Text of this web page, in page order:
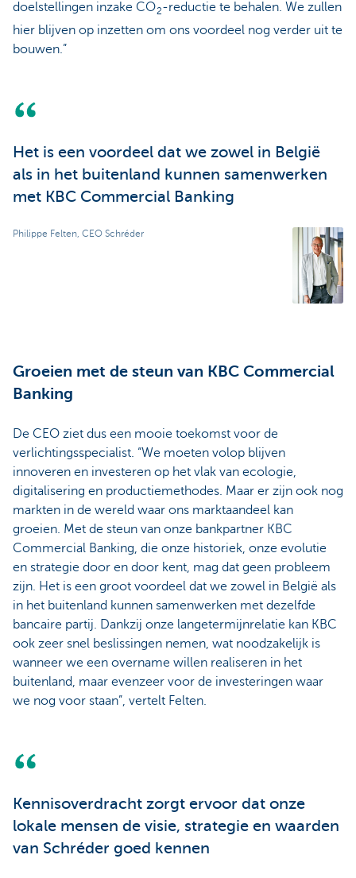
doelstellingen inzake CO2-reductie te behalen. We zullen
hier blijven op inzetten om ons voordeel nog verder uit te
bouwen.”
Het is een voordeel dat we zowel in België
als in het buitenland kunnen samenwerken
met KBC Commercial Banking
Philippe Felten, CEO Schréder
Groeien met de steun van KBC Commercial
Banking
De CEO ziet dus een mooie toekomst voor de
verlichtingsspecialist. “We moeten volop blijven
innoveren en investeren op het vlak van ecologie,
digitalisering en productiemethodes. Maar er zijn ook nog
markten in de wereld waar ons marktaandeel kan
groeien. Met de steun van onze bankpartner KBC
Commercial Banking, die onze historiek, onze evolutie
en strategie door en door kent, mag dat geen probleem
zijn. Het is een groot voordeel dat we zowel in België als
in het buitenland kunnen samenwerken met dezelfde
bancaire partij. Dankzij onze langetermijnrelatie kan KBC
ook zeer snel beslissingen nemen, wat noodzakelijk is
wanneer we een overname willen realiseren in het
buitenland, maar evenzeer voor de investeringen waar
we nog voor staan”, vertelt Felten.
Kennisoverdracht zorgt ervoor dat onze
lokale mensen de visie, strategie en waarden
van Schréder goed kennen